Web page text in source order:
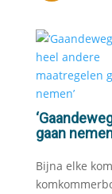
gaan
Bijna elke